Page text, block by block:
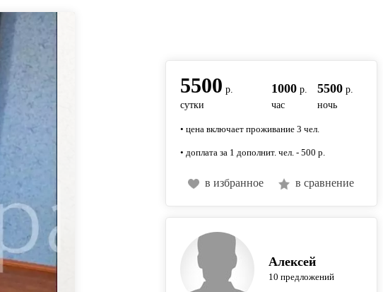
5500 р.
сутки
1000 р.
час
5500р.
ночь
• цена включает проживание 3 чел.
• доплата за 1 дополнит. чел. - 500 р.
в избранное в сравнение
Алексей
10 предложений